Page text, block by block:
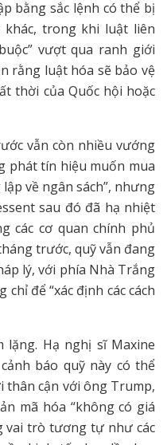
bằng sắc lệnh có thể bị
trong khi luật liên
vượt qua ranh giới
rằng luật hóa sẽ bảo vệ
thời của Quốc hội hoặc
vẫn còn nhiều vướng
phát tín hiệu muốn mua
về ngân sách”, nhưng
sau đó đã hạ nhiệt
các cơ quan chính phủ
trước, quỹ vẫn đang
lý, với phía Nhà Trắng
để “xác định các cách
lặng. Hạ nghị sĩ Maxine
báo quỹ này có thể
cận với ông Trump,
mã hóa “không có giá
vai trò tương tự như các